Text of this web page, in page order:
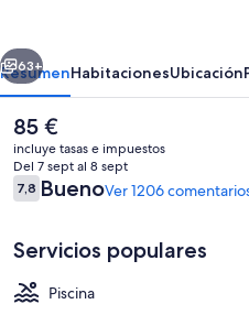
Ottawa
Downtown
Siguiente
63+
ResumenHabitacionesUbicación
El
precio
actual
es
de
85 €
incluye tasas e impuestos
Del 7 sept al 8 sept
Comentarios
7,87,8 de 10
BuenoVer 1206
Servicios populares
Piscina